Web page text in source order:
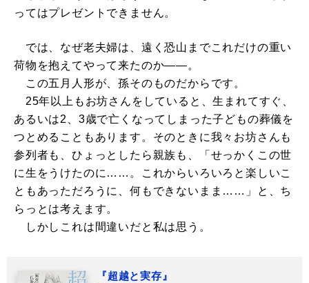
ってはプレゼントできません。
では、なぜ老夫婦は、遠く恐山までこれだけの重い
荷物を抱えてやって来たのか――。
この五月人形が、孫そのものだからです。
25年以上もお坊さんをしていると、生まれてすぐ、
あるいは2、3歳で亡くなってしまった子どもの葬儀を
つとめることもあります。そのときに我々お坊さんも
参列者も、ひょっとしたら親族も、「せっかくこの世
に生をうけたのに……。これからいろいろと楽しいこ
ともあっただろうに、何もできないまま……」と、ち
らっとは考えます。
しかしこれは間違いだと私は思う。
『超越と実存』